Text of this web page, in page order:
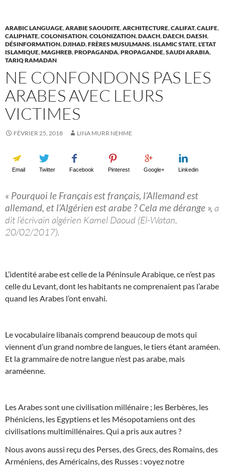
ARABIC LANGUAGE,ARABIE SAOUDITE,ARCHITECTURE,CALIFAT,CALIFE,
CALIPHATE,COLONISATION,COLONIZATION,DAACH,DAECH,DAESH,
DÉSINFORMATION,DJIHAD,FRÈRES MUSULMANS, ISLAMIC STATE,L'ETAT
ISLAMIQUE,MAGHREB,PROPAGANDA,PROPAGANDE,SAUDI ARABIA,
TARIQ RAMADAN
NE CONFONDONS PAS LES
ARABES AVEC LEURS
VICTIMES
FÉVRIER 25, 2018 LINA MURR NEHME
Email Twitter Facebook Pinterest Google+ Linkedin
« Pourquoi le Français est français, l’Allemand est
allemand, et l’Algérien est arabe ? Cela me dérange », a
dit l’écrivain algérien Kamel Daoud (El-Watan,
20/02/2017).
L’identité arabe est celle de la Péninsule Arabique, ce n’est pas
celle du Levant, dont les habitants ne comprenaient pas l’arabe
quand les Arabes l’ont envahi.
Le vocabulaire libanais comprend beaucoup de mots qui
viennent d’un grand nombre de langues, le tiers étant araméen.
Et la grammaire de notre langue n’est pas arabe, mais
araméenne.
Les Arabes sont une civilisation millénaire ; les Berbères, les
Phéniciens, les Egyptiens et les Mésopotamiens ont des
civilisations multimillénaires. Qui a pris aux autres ?
Nous avons aussi reçu des Perses, des Grecs, des Romains, des
Arméniens, des Américains, des Russes : voyez notre